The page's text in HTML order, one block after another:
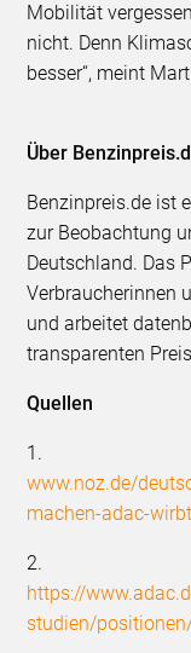
Mobilität
nicht. Denn
besser“, meint
Über
Benzinpreis.de ist
zur Beobachtung
Deutschland. Das
Verbraucherinnen
und arbeitet
transparenten
Quellen
1.
www.noz.de/
machen-adac-
2.
https://
studien/